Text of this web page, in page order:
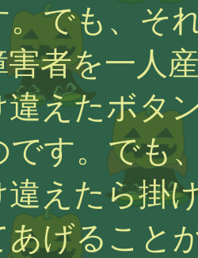
。でも、そ
害者を一人
違えたボタ
です。でも
違えたら掛
あげること